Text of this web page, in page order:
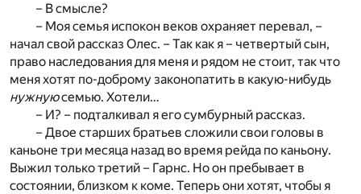
– В смысле?
– Моя семья испокон веков охраняет перевал, –
начал свой рассказ Олес. – Так как я – четвертый сын,
право наследования для меня и рядом не стоит, так что
меня хотят по-доброму законопатить в какую-нибудь
нужнуюсемью. Хотели…
– И? – подталкивал я его сумбурный рассказ.
– Двое старших братьев сложили свои головы в
каньоне три месяца назад во время рейда по каньону.
Выжил только третий – Гарнс. Но он пребывает в
состоянии, близком к коме. Теперь они хотят, чтобы я